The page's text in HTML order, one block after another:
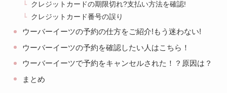
クレジットカードの期限切れ?支払い方法を確認!
クレジットカード番号の誤り
ウーバーイーツの予約の仕方をご紹介!もう迷わない!
ウーバーイーツの予約を確認したい人はこちら！
ウーバーイーツで予約をキャンセルされた！？原因は？
まとめ